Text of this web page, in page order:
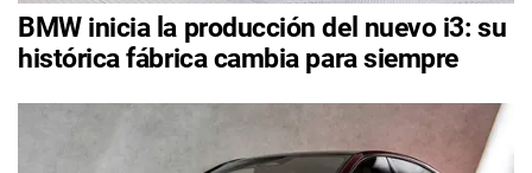
BMW inicia la producción del nuevo i3: su
histórica fábrica cambia para siempre